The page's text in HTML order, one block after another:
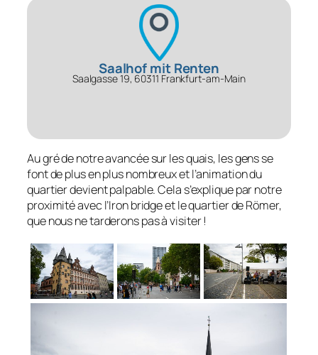
Saalhof mit Renten
Saalgasse 19, 60311 Frankfurt-am-Main
Au gré de notre avancée sur les quais, les gens se
font de plus en plus nombreux et l’animation du
quartier devient palpable. Cela s’explique par notre
proximité avec l’Iron bridge et le quartier de Römer,
que nous ne tarderons pas à visiter !